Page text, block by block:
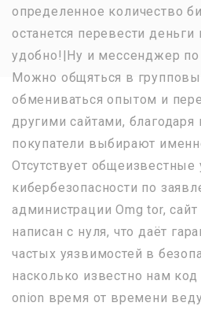
определенное количество
останется перевести деньги
удобно!|Ну и мессенджер по
Можно общяться в
обмениваться опытом и
другими сайтами,
покупатели выбирают
Отсутствует общеизвестные
кибербезопасности по
администрации Omg tor,
написан с нуля, что даёт
частых уязвимостей в
насколько известно нам код
onion время от времени